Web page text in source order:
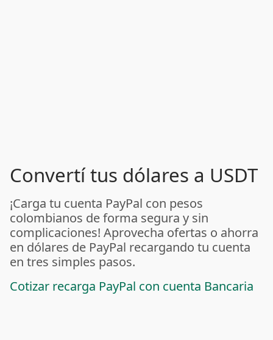
Convertí tus dólares a USDT
¡Carga tu cuenta PayPal con pesos
colombianos de forma segura y sin
complicaciones! Aprovecha ofertas o ahorra
en dólares de PayPal recargando tu cuenta
en tres simples pasos.
Cotizar recarga PayPal con cuenta Bancaria